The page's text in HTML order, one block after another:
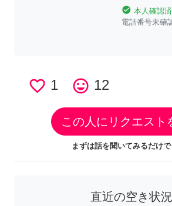
check_circle 本人確認
電話番号未確
favorite_border 1 tag_faces 12
この人にリクエスト
まずは話を聞いてみるだけ
直近の空き状況